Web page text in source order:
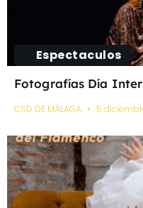
Espectaculos
Fotografías Día
CSD DE MÁLAGA 5